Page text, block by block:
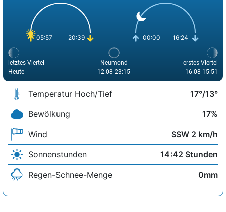
05:57 20:39 00:00 16:24
letztes Viertel
Heute
Neumond
12.08 23:15
erstes Viertel
16.08 15:51
Temperatur Hoch/Tief
17°/13°
Bewölkung
17%
Wind
SSW 2 km/h
Sonnenstunden
14:42 Stunden
Regen-Schnee-Menge
0mm